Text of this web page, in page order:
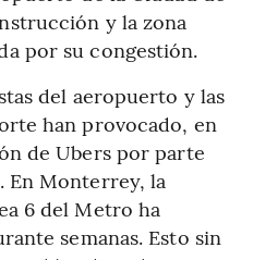
y la zona
por su congestión.
del aeropuerto y las
han provocado, en
de Ubers por parte
En Monterrey, la
6 del Metro ha
semanas. Esto sin